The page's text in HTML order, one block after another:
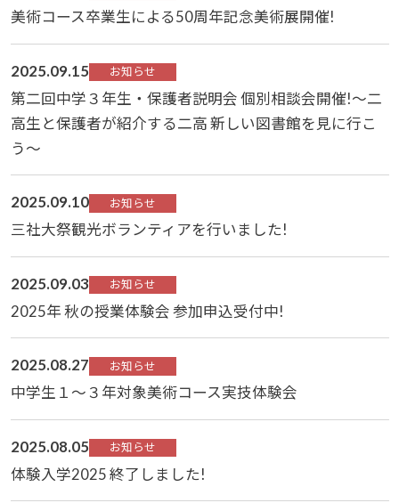
美術コース卒業生による50周年記念美術展開催!
2025.09.15 お知らせ
第二回中学３年生・保護者説明会 個別相談会開催!～二
高生と保護者が紹介する二高 新しい図書館を見に行こ
う～
2025.09.10 お知らせ
三社大祭観光ボランティアを行いました!
2025.09.03 お知らせ
2025年 秋の授業体験会 参加申込受付中!
2025.08.27 お知らせ
中学生１～３年対象美術コース実技体験会
2025.08.05 お知らせ
体験入学2025 終了しました!